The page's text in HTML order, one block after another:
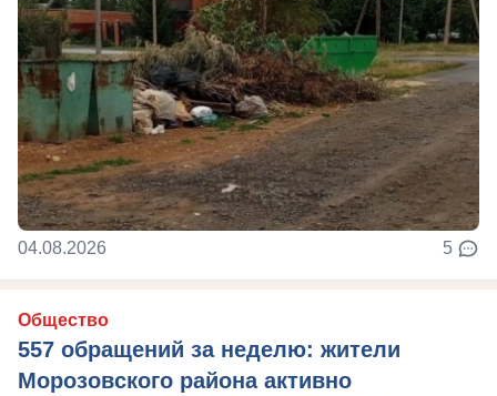
04.08.2026 5
Общество
557 обращений за неделю: жители
Морозовского района активно